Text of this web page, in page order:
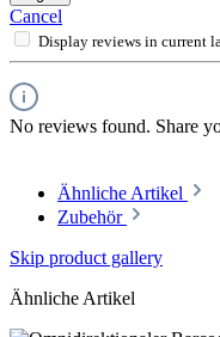
Cancel
Display reviews in current
No reviews found. Share
Ähnliche Artikel
Zubehör
Skip product gallery
Ähnliche Artikel